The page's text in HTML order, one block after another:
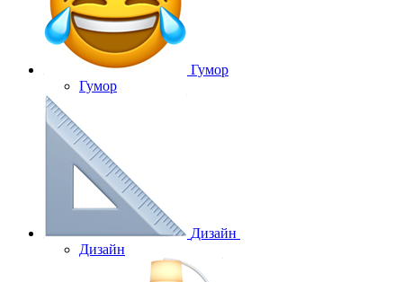
Гумор
Гумор
Дизайн
Дизайн